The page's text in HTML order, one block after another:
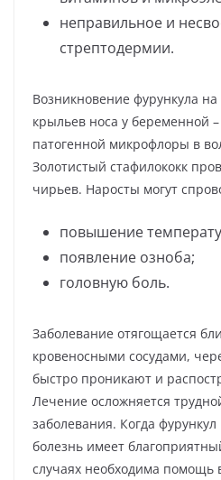
неправильное и
стрептодермии.
Возникновение фурункула
крыльев носа у беременной
патогенной микрофлоры в
Золотистый стафилококк
чирьев. Наросты могут
повышение
появление озноба;
головную боль.
Заболевание отягощается
кровеносными сосудами,
быстро проникают и
Лечение осложняется
заболевания. Когда
болезнь имеет
случаях необходима помощь